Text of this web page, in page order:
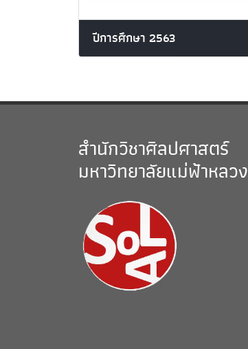
ปีการศึกษา 2563
สำนักวิชาศิลปศาสตร์
มหาวิทยาลัยแม่ฟ้าหลวง